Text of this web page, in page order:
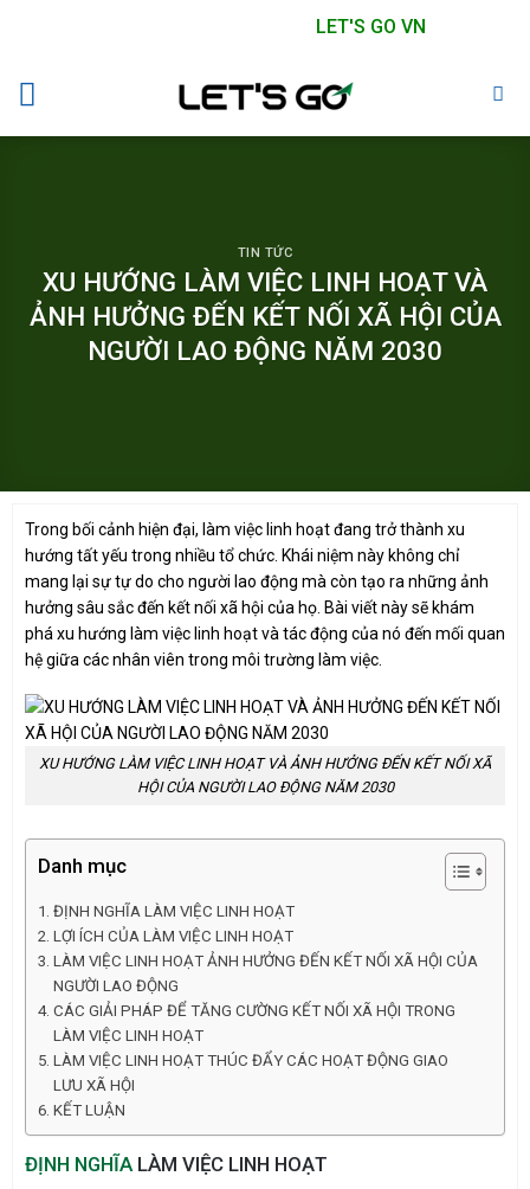
LET'S GO VN
TIN TỨC
XU HƯỚNG LÀM VIỆC LINH HOẠT VÀ
ẢNH HƯỞNG ĐẾN KẾT NỐI XÃ HỘI CỦA
NGƯỜI LAO ĐỘNG NĂM 2030
Trong bối cảnh hiện đại, làm việc linh hoạt đang trở thành xu
hướng tất yếu trong nhiều tổ chức. Khái niệm này không chỉ
mang lại sự tự do cho người lao động mà còn tạo ra những ảnh
hưởng sâu sắc đến kết nối xã hội của họ. Bài viết này sẽ khám
phá xu hướng làm việc linh hoạt và tác động của nó đến mối quan
hệ giữa các nhân viên trong môi trường làm việc.
XU HƯỚNG LÀM VIỆC LINH HOẠT VÀ ẢNH HƯỞNG ĐẾN KẾT NỐI XÃ
HỘI CỦA NGƯỜI LAO ĐỘNG NĂM 2030
Danh mục
ĐỊNH NGHĨA LÀM VIỆC LINH HOẠT
LỢI ÍCH CỦA LÀM VIỆC LINH HOẠT
LÀM VIỆC LINH HOẠT ẢNH HƯỞNG ĐẾN KẾT NỐI XÃ HỘI CỦA
NGƯỜI LAO ĐỘNG
CÁC GIẢI PHÁP ĐỂ TĂNG CƯỜNG KẾT NỐI XÃ HỘI TRONG
LÀM VIỆC LINH HOẠT
LÀM VIỆC LINH HOẠT THÚC ĐẨY CÁC HOẠT ĐỘNG GIAO
LƯU XÃ HỘI
KẾT LUẬN
ĐỊNH NGHĨA LÀM VIỆC LINH HOẠT